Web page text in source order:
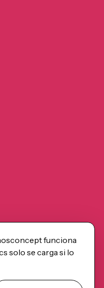
funciona
solo se carga si lo